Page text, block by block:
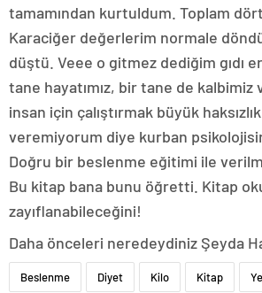
tamamından kurtuldum. Toplam dört
Karaciğer değerlerim normale
düştü. Veee o gitmez dediğim gıdı
tane hayatımız, bir tane de kalbimiz
insan için çalıştırmak büyük
veremiyorum diye kurban
Doğru bir beslenme eğitimi ile
Bu kitap bana bunu öğretti. Kitap
zayıflanabileceğini!
Daha önceleri neredeydiniz Şeyda
Beslenme Diyet Kilo Kitap